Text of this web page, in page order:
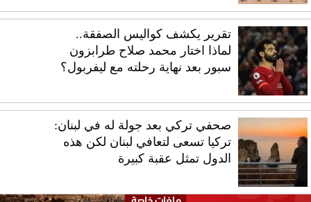
تقرير يكشف كواليس الصفقة..
لماذا اختار محمد صلاح طرابزون
سبور بعد نهاية رحلته مع ليفربول؟
صحفي تركي بعد جولة له في لبنان:
تركيا تسعى لتعافي لبنان لكن هذه
الدول تمثل عقبة كبيرة